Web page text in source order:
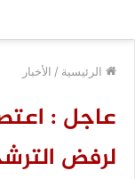
الرئيسية / الأخبار
عاجل :
لرفض